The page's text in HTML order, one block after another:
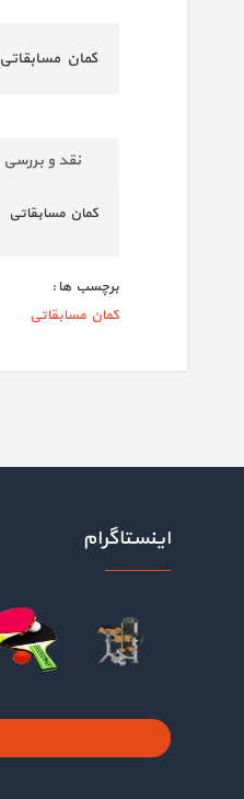
کمان مسابقاتی
نقد و بررسی
کمان مسابقاتی
برچسب ها :
کمان مسابقاتی
اینستاگرام